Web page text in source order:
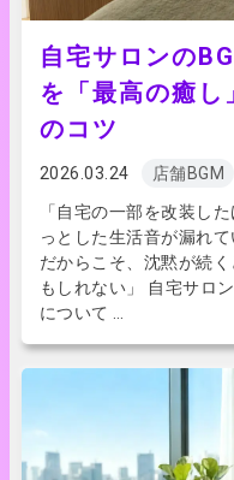
自宅サロンの
を「最高の癒
のコツ
2026.03.24 店舗BGM
「自宅の一部を改装し
っとした生活音が漏れ
だからこそ、沈黙が続
もしれない」 自宅サロ
について …